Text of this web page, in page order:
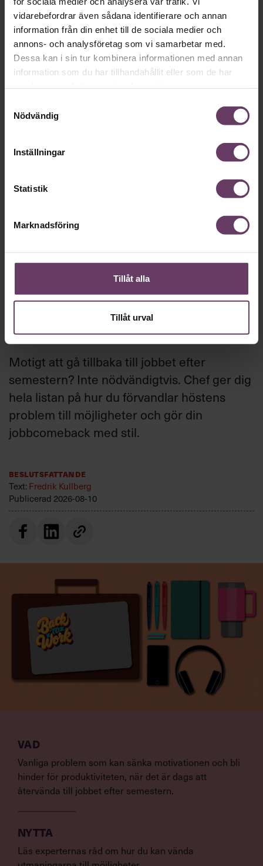
vidarebefordrar även sådana identifierare och annan
information från din enhet till de sociala medier och
annons- och analysföretag som vi samarbetar med.
Dessa kan i sin tur kombinera informationen med annan
information som du har tillhandahållit eller som de har
Nödvändig
Inställningar
Statistik
Marknadsföring
Tillåt alla
Tillåt urval
Delta i Chefbarometern 2026
Två
försvann
Dags för nystart: Så
chefsutmaningarna i
höst
Motigt att gå tillbaka till jobbet efter
semestern? Inte nödvändigtvis. Chef ger dig
hela listan på hur du förvandlar höstens
problem till möjligheter och gör din
jobbcomeback med stil.
Beslutsfattande
Text:Fredrik Kullberg
Publicerad 2026-08-10
VAD
Vanliga problem som kan sänka motivationen och bli
hinder för produktiviteten, när det är dags att
återvända till jobbet efter semestern.
NYTTA
Läs experternas råd om hur du kan vända